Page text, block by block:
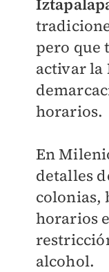
pero que
activar la
horarios.
En
detalles
colonias,
horarios
alcohol.